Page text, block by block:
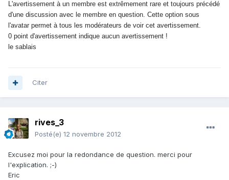
L'avertissement à un membre est extrêmement rare et toujours précédé
d'une discussion avec le membre en question. Cette option sous
l'avatar permet à tous les modérateurs de voir cet avertissement.
0 point d'avertissement indique aucun avertissement !
le sablais
Citer
rives_3
Posté(e) 12 novembre 2012
Excusez moi pour la redondance de question. merci pour
l'explication. ;-)
Eric